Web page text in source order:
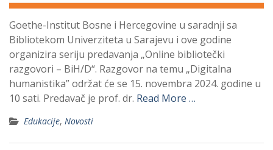
Goethe-Institut Bosne i Hercegovine u saradnji sa
Bibliotekom Univerziteta u Sarajevu i ove godine
organizira seriju predavanja „Online bibliotečki
razgovori – BiH/D“. Razgovor na temu „Digitalna
humanistika” održat će se 15. novembra 2024. godine u
10 sati. Predavač je prof. dr. Read More …
Edukacije, Novosti